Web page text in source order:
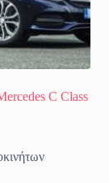
C Class